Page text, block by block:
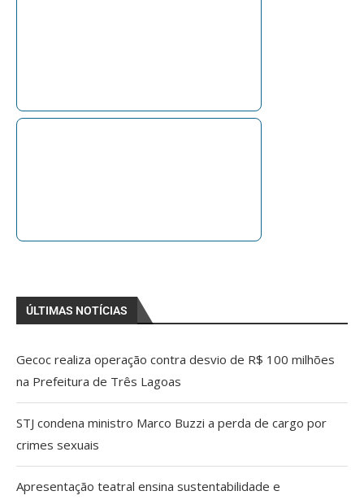
ÚLTIMAS NOTÍCIAS
Gecoc realiza operação contra desvio de R$ 100 milhões
na Prefeitura de Três Lagoas
STJ condena ministro Marco Buzzi a perda de cargo por
crimes sexuais
Apresentação teatral ensina sustentabilidade e